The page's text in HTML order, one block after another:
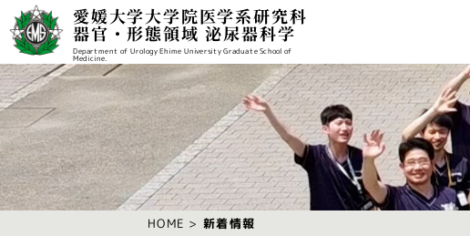
愛媛大学大学院医学系研究科
器官・形態領域 泌尿器科学
Department of Urology Ehime University Graduate School of
Medicine.
HOME 新着情報